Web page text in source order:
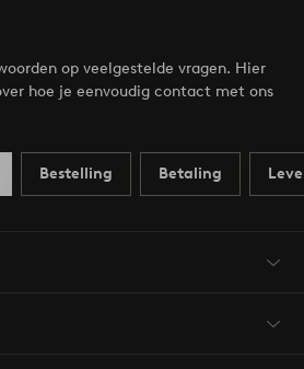
op veelgestelde vragen. Hier
hoe je eenvoudig contact met ons
Bestelling Betaling